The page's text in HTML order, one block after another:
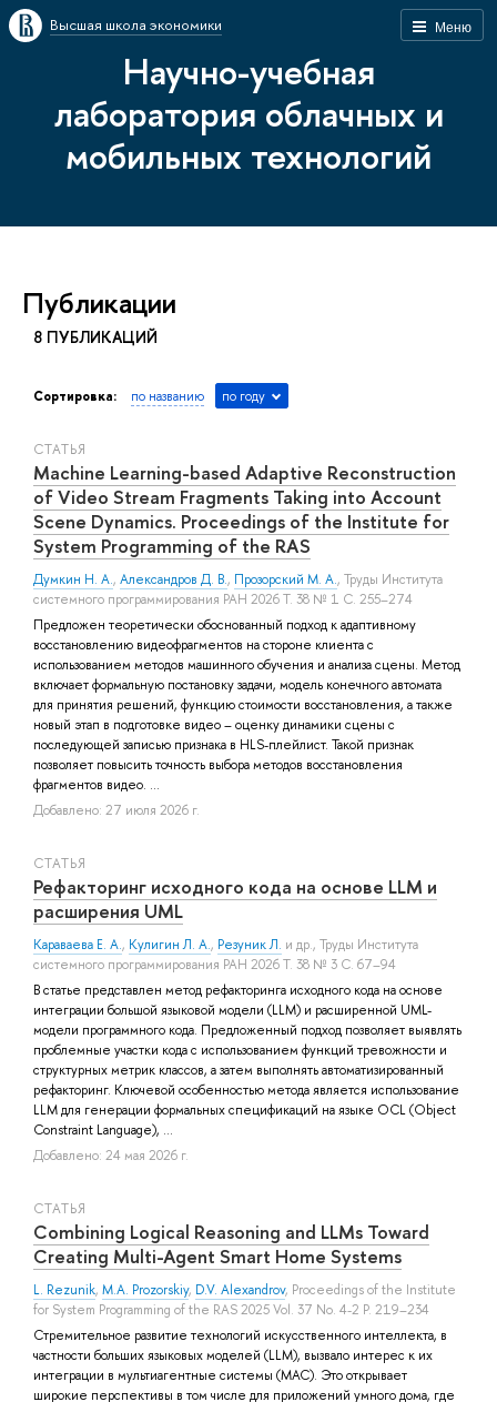
Меню
Высшая школа экономики
Научно-учебная
лаборатория облачных и
мобильных технологий
Публикации
8 ПУБЛИКАЦИЙ
Сортировка: по названию по году
СТАТЬЯ
Machine Learning-based Adaptive Reconstruction
of Video Stream Fragments Taking into Account
Scene Dynamics. Proceedings of the Institute for
System Programming of the RAS
Думкин Н. А., Александров Д. В., Прозорский М. А., Труды Института
системного программирования РАН 2026 Т. 38 № 1 С. 255–274
Предложен теоретически обоснованный подход к адаптивному
восстановлению видеофрагментов на стороне клиента с
использованием методов машинного обучения и анализа сцены. Метод
включает формальную постановку задачи, модель конечного автомата
для принятия решений, функцию стоимости восстановления, а также
новый этап в подготовке видео – оценку динамики сцены с
последующей записью признака в HLS-плейлист. Такой признак
позволяет повысить точность выбора методов восстановления
фрагментов видео. ...
Добавлено: 27 июля 2026 г.
СТАТЬЯ
Рефакторинг исходного кода на основе LLM и
расширения UML
Караваева Е. А., Кулигин Л. А., Резуник Л. и др., Труды Института
системного программирования РАН 2026 Т. 38 № 3 С. 67–94
В статье представлен метод рефакторинга исходного кода на основе
интеграции большой языковой модели (LLM) и расширенной UML-
модели программного кода. Предложенный подход позволяет выявлять
проблемные участки кода с использованием функций тревожности и
структурных метрик классов, а затем выполнять автоматизированный
рефакторинг. Ключевой особенностью метода является использование
LLM для генерации формальных спецификаций на языке OCL (Object
Constraint Language), ...
Добавлено: 24 мая 2026 г.
СТАТЬЯ
Combining Logical Reasoning and LLMs Toward
Creating Multi-Agent Smart Home Systems
L. Rezunik, M.A. Prozorskiy, D.V. Alexandrov, Proceedings of the Institute
for System Programming of the RAS 2025 Vol. 37 No. 4-2 P. 219–234
Стремительное развитие технологий искусственного интеллекта, в
частности больших языковых моделей (LLM), вызвало интерес к их
интеграции в мультиагентные системы (МАС). Это открывает
широкие перспективы в том числе для приложений умного дома, где